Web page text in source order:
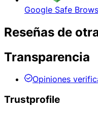
Google Safe
Reseñas de
Transparencia
Opiniones
Trustprofile